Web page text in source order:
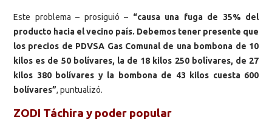
Este problema – prosiguió – “causa una fuga de 35% del
producto hacia el vecino país. Debemos tener presente que
los precios de PDVSA Gas Comunal de una bombona de 10
kilos es de 50 bolívares, la de 18 kilos 250 bolívares, de 27
kilos 380 bolívares y la bombona de 43 kilos cuesta 600
bolívares”, puntualizó.
ZODI Táchira y poder popular